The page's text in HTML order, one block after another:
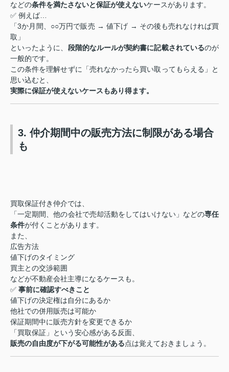
などの条件を満たさないと保証が使えないケースがあります。
✅ 例えば…
「3か月間、○○万円で販売 → 値下げ → その後も売れなければ買
取」
といったように、 段階的なルールが契約書に記載されているのが
一般的です。
この条件を理解せずに「売れなかったら買い取ってもらえる」と
思い込むと、
実際に保証が使えないケースもあり得ます。
3. 仲介期間中の販売方法に制限がある場合
も
買取保証付き仲介では、
「一定期間、他の会社で売却活動をしてはいけない」などの専任
条件が付くことがあります。
また、
広告方法
値下げのタイミング
買主との交渉範囲
などが不動産会社主導になるケースも。
✅ 事前に確認すべきこと
値下げの決定権は自分にあるか
他社での併用販売は可能か
保証期間中に販売方針を変更できるか
「買取保証」という安心感がある反面、
販売の自由度が下がる可能性がある点は覚えておきましょう。